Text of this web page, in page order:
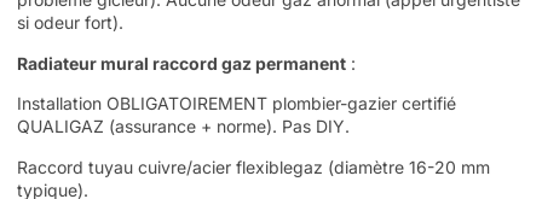
si odeur fort).
Radiateur mural raccord gaz permanent :
Installation OBLIGATOIREMENT plombier-gazier certifié
QUALIGAZ (assurance + norme). Pas DIY.
Raccord tuyau cuivre/acier flexiblegaz (diamètre 16-20 mm
typique).